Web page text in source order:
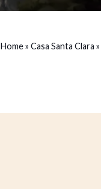
Home» Casa Santa Clara »